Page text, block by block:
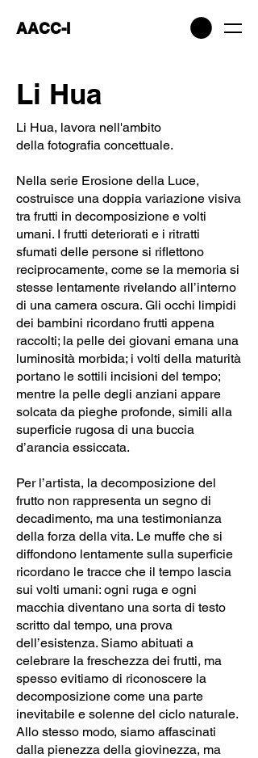
AACC-I
Li Hua
Li Hua, lavora nell'ambito
della fotografia concettuale.
Nella serie Erosione della Luce,
costruisce una doppia variazione visiva
tra frutti in decomposizione e volti
umani. I frutti deteriorati e i ritratti
sfumati delle persone si riflettono
reciprocamente, come se la memoria si
stesse lentamente rivelando all’interno
di una camera oscura. Gli occhi limpidi
dei bambini ricordano frutti appena
raccolti; la pelle dei giovani emana una
luminosità morbida; i volti della maturità
portano le sottili incisioni del tempo;
mentre la pelle degli anziani appare
solcata da pieghe profonde, simili alla
superficie rugosa di una buccia
d’arancia essiccata.
Per l’artista, la decomposizione del
frutto non rappresenta un segno di
decadimento, ma una testimonianza
della forza della vita. Le muffe che si
diffondono lentamente sulla superficie
ricordano le tracce che il tempo lascia
sui volti umani: ogni ruga e ogni
macchia diventano una sorta di testo
scritto dal tempo, una prova
dell’esistenza. Siamo abituati a
celebrare la freschezza dei frutti, ma
spesso evitiamo di riconoscere la
decomposizione come una parte
inevitabile e solenne del ciclo naturale.
Allo stesso modo, siamo affascinati
dalla pienezza della giovinezza, ma